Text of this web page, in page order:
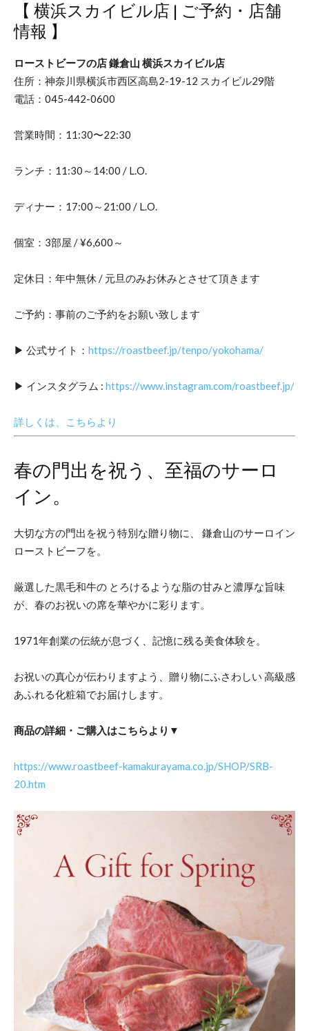
【 横浜スカイビル店 | ご予約・店舗
情報 】
ローストビーフの店 鎌倉山 横浜スカイビル店
住所：神奈川県横浜市西区高島2-19-12 スカイビル29階
電話：045-442-0600
営業時間：11:30〜22:30
ランチ：11:30～14:00 / L.O.
ディナー：17:00～21:00 / L.O.
個室：3部屋 / ¥6,600～
定休日：年中無休 / 元旦のみお休みとさせて頂きます
ご予約：事前のご予約をお願い致します
▶︎ 公式サイト： https://roastbeef.jp/tenpo/yokohama/
▶︎ インスタグラム : https://www.instagram.com/roastbeef.jp/
詳しくは、こちらより
春の門出を祝う、至福のサーロ
イン。
大切な方の門出を祝う特別な贈り物に、 鎌倉山のサーロイン
ローストビーフを。
厳選した黒毛和牛の とろけるような脂の甘みと濃厚な旨味
が、春のお祝いの席を華やかに彩ります。
1971年創業の伝統が息づく、記憶に残る美食体験を。
お祝いの真心が伝わりますよう、贈り物にふさわしい 高級感
あふれる化粧箱でお届けします。
商品の詳細・ご購入はこちらより▼
https://www.roastbeef-kamakurayama.co.jp/SHOP/SRB-
20.htm